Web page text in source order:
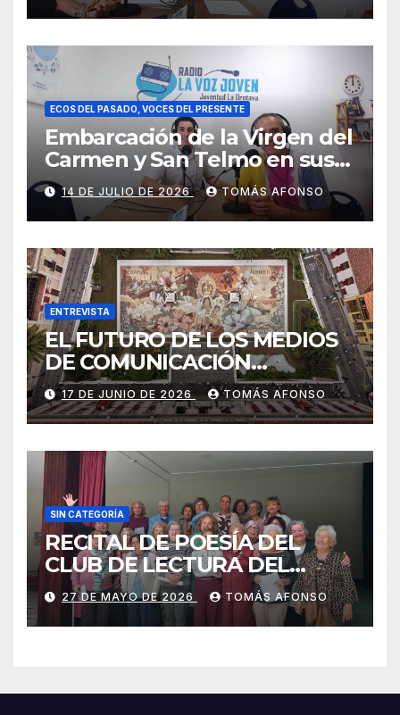
ECOS DEL PASADO, VOCES DEL PRESENTE
Embarcación de la Virgen del
Carmen y San Telmo en sus
falúas 2026
14 DE JULIO DE 2026 TOMÁS AFONSO
ENTREVISTA
EL FUTURO DE LOS MEDIOS
DE COMUNICACIÓN
PRESENTES EN LAS
ALFOMBRAS DE LA OCTAVA
DEL CORPUS CHRISTI 2026
DE LA OROTAVA.
17 DE JUNIO DE 2026 TOMÁS AFONSO
SIN CATEGORÍA
RECITAL DE POESÍA DEL
CLUB DE LECTURA DEL
CENTRO MUNICIPAL DE
MAYORES DE LA OROTAVA,
MAYO 2026.
27 DE MAYO DE 2026 TOMÁS AFONSO